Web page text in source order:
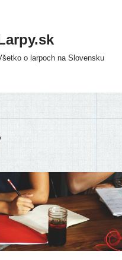
o larpoch na Slovensku